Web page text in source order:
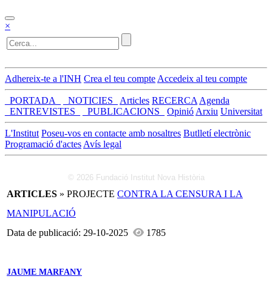
×
Adhereix-te a l'INH Crea el teu compte Accedeix al teu compte
_PORTADA_ _NOTICIES_ Articles RECERCA Agenda
_ENTREVISTES_
_PUBLICACIONS_ Opinió Arxiu Universitat
L'Institut Poseu-vos en contacte amb nosaltres Butlletí electrònic
Programació d'actes Avís legal
© 2026 Fundació Institut Nova Història
ARTICLES » PROJECTE CONTRA LA CENSURA I LA
MANIPULACIÓ
Data de publicació: 29-10-2025
1785
JAUME MARFANY